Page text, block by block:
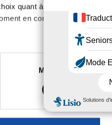
quant à l'utilisation de
en consultant la
à plusieurs mètres près
reportez-vous à lasection «
sur les cookies.
Marketing
conditions généraleset